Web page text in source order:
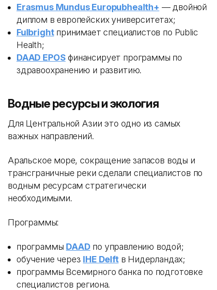
Erasmus Mundus Europubhealth+ — двойной
диплом в европейских университетах;
Fulbrightпринимает специалистов по Public
Health;
DAAD EPOS финансирует программы по
здравоохранению и развитию.
Водные ресурсы и экология
Для Центральной Азии это одно из самых
важных направлений.
Аральское море, сокращение запасов воды и
трансграничные реки сделали специалистов по
водным ресурсам стратегически
необходимыми.
Программы:
программы DAAD по управлению водой;
обучение через IHE Delftв Нидерландах;
программы Всемирного банка по подготовке
специалистов региона.